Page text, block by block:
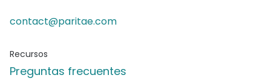
contact@paritae.com
Recursos
Preguntas frecuentes